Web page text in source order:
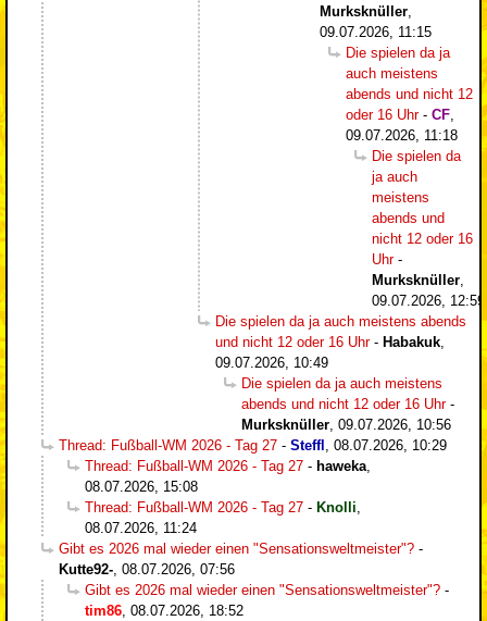
Murksknüller
09.07.2026, 11:15
Die spielen da ja
auch meistens
abends und nicht 12
oder 16 Uhr- CF
09.07.2026, 11:18
Die spielen da
ja auch
meistens
abends und
nicht 12 oder 16
Uhr-
Murksknüller
09.07.2026, 12:59
Die spielen da ja auch meistens abends
und nicht 12 oder 16 Uhr- Habakuk
09.07.2026, 10:49
Die spielen da ja auch meistens
abends und nicht 12 oder 16 Uhr-
Murksknüller 09.07.2026, 10:56
Thread: Fußball-WM 2026 - Tag 27 - Steffl
08.07.2026, 10:29
Thread: Fußball-WM 2026 - Tag 27 - haweka
08.07.2026, 15:08
Thread: Fußball-WM 2026 - Tag 27 - Knolli
08.07.2026, 11:24
Gibt es 2026 mal wieder einen "Sensationsweltmeister"? -
Kutte92- 08.07.2026, 07:56
Gibt es 2026 mal wieder einen "Sensationsweltmeister"? -
tim86 08.07.2026, 18:52